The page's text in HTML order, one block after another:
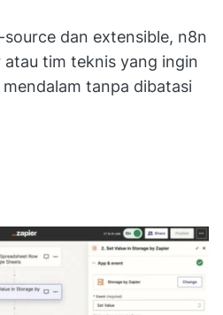
dan extensible, n8n
tim teknis yang ingin
tanpa dibatasi